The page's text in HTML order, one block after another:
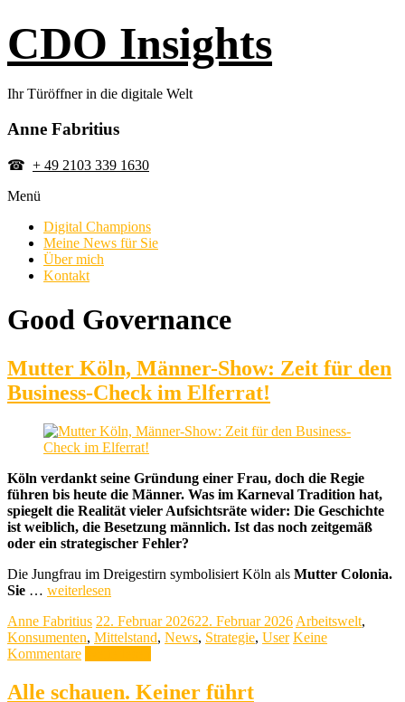
to
content
CDO Insights
Ihr Türöffner in die digitale Welt
Anne Fabritius
☎ + 49 2103 339 1630
Menü
Digital Champions
Meine News für Sie
Über mich
Kontakt
Good Governance
Mutter Köln, Männer-Show: Zeit für den
Business-Check im Elferrat!
Köln verdankt seine Gründung einer Frau, doch die Regie
führen bis heute die Männer. Was im Karneval Tradition hat,
spiegelt die Realität vieler Aufsichtsräte wider: Die Geschichte
ist weiblich, die Besetzung männlich. Ist das noch zeitgemäß
oder ein strategischer Fehler?
Die Jungfrau im Dreigestirn symbolisiert Köln als Mutter Colonia.
Sie … weiterlesen
Anne Fabritius 22. Februar 202622. Februar 2026 Arbeitswelt,
Konsumenten, Mittelstand, News, Strategie, User Keine
Kommentare
Alle schauen. Keiner führt